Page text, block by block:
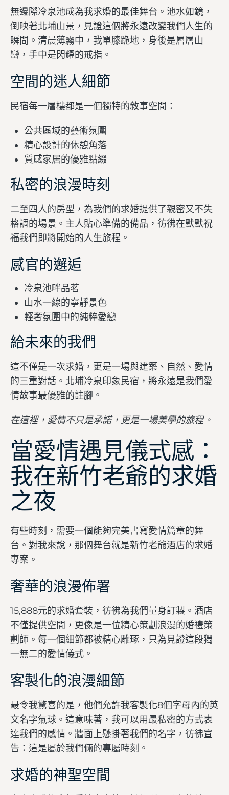
無邊際冷泉池成為我求婚的最佳舞台。池水如鏡，
倒映著北埔山景，見證這個將永遠改變我們人生的
瞬間。清晨薄霧中，我單膝跪地，身後是層層山
巒，手中是閃耀的戒指。
空間的迷人細節
民宿每一層樓都是一個獨特的敘事空間：
公共區域的藝術氛圍
精心設計的休憩角落
質感家居的優雅點綴
私密的浪漫時刻
二至四人的房型，為我們的求婚提供了親密又不失
格調的場景。主人貼心準備的備品，彷彿在默默祝
福我們即將開始的人生旅程。
感官的邂逅
冷泉池畔品茗
山水一線的寧靜景色
輕奢氛圍中的純粹愛戀
給未來的我們
這不僅是一次求婚，更是一場與建築、自然、愛情
的三重對話。北埔冷泉印象民宿，將永遠是我們愛
情故事最優雅的註腳。
在這裡，愛情不只是承諾，更是一場美學的旅程。
當愛情遇見儀式感：
我在新竹老爺的求婚
之夜
有些時刻，需要一個能夠完美書寫愛情篇章的舞
台。對我來說，那個舞台就是新竹老爺酒店的求婚
專案。
奢華的浪漫佈署
15,888元的求婚套裝，彷彿為我們量身訂製。酒店
不僅提供空間，更像是一位精心策劃浪漫的婚禮策
劃師。每一個細節都被精心雕琢，只為見證這段獨
一無二的愛情儀式。
客製化的浪漫細節
最令我驚喜的是，他們允許我客製化8個字母內的英
文名字氣球。這意味著，我可以用最私密的方式表
達我們的感情。牆面上懸掛著我們的名字，彷彿宣
告：這是屬於我們倆的專屬時刻。
求婚的神聖空間